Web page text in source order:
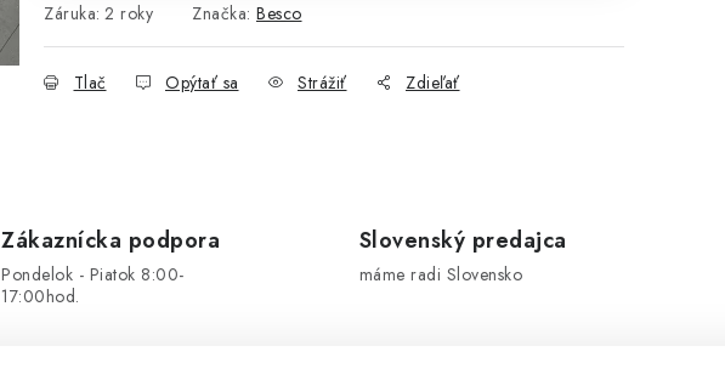
Záruka: 2 roky Značka: Besco
Tlač Opýtať sa Strážiť Zdieľať
Zákaznícka podpora
Pondelok - Piatok 8:00-
17:00hod.
Slovenský predajca
máme radi Slovensko